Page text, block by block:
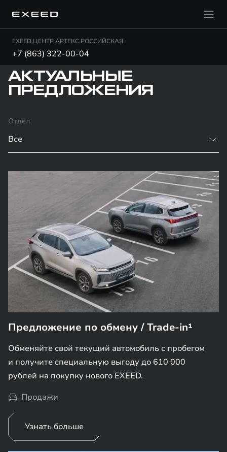
EXEED ЦЕНТР АРТЕКС РОССИЙСКАЯ
+7 (863) 322-00-04
АКТУАЛЬНЫЕ
ПРЕДЛОЖЕНИЯ
Отдел
Все
Предложение по обмену / Trade-in¹
Обменяйте свой текущий автомобиль с пробегом
и получите специальную выгоду до 610 000
рублей на покупку нового EXEED.
Продажи
Узнать больше